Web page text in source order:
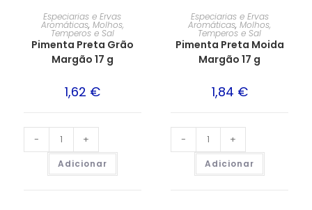
Especiarias e Ervas
Aromáticas, Molhos,
Temperos e Sal
Pimenta Preta Grão
Margão 17 g
1,62 €
- +
Adicionar
Especiarias e Ervas
Aromáticas,Molhos,
Temperos e Sal
Pimenta Preta Moida
Margão 17 g
1,84 €
- +
Adicionar